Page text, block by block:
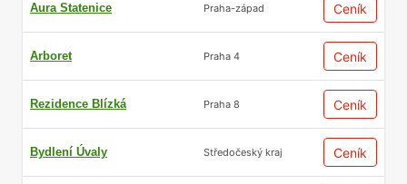
Aura Statenice Praha-západ Ceník
Arboret Praha 4 Ceník
Rezidence Blízká Praha 8 Ceník
Bydlení Úvaly Středočeský kraj Ceník